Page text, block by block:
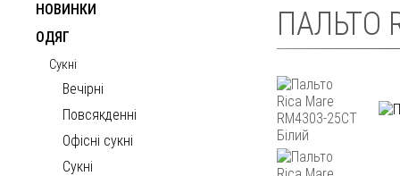
НОВИНКИ
ОДЯГ
Сукні
Вечірні
Повсякденні
Офісні сукні
Сукні
ПАЛЬТО